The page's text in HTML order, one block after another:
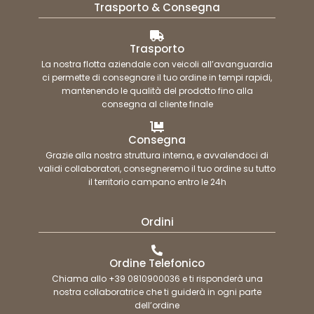
Trasporto & Consegna
Trasporto
La nostra flotta aziendale con veicoli all’avanguardia
ci permette di consegnare il tuo ordine in tempi rapidi,
mantenendo le qualità del prodotto fino alla
consegna al cliente finale
Consegna
Grazie alla nostra struttura interna, e avvalendoci di
validi collaboratori, consegneremo il tuo ordine su tutto
il territorio campano entro le 24h
Ordini
Ordine Telefonico
Chiama allo +39 0810900036 e ti risponderà una
nostra collaboratrice che ti guiderà in ogni parte
dell’ordine